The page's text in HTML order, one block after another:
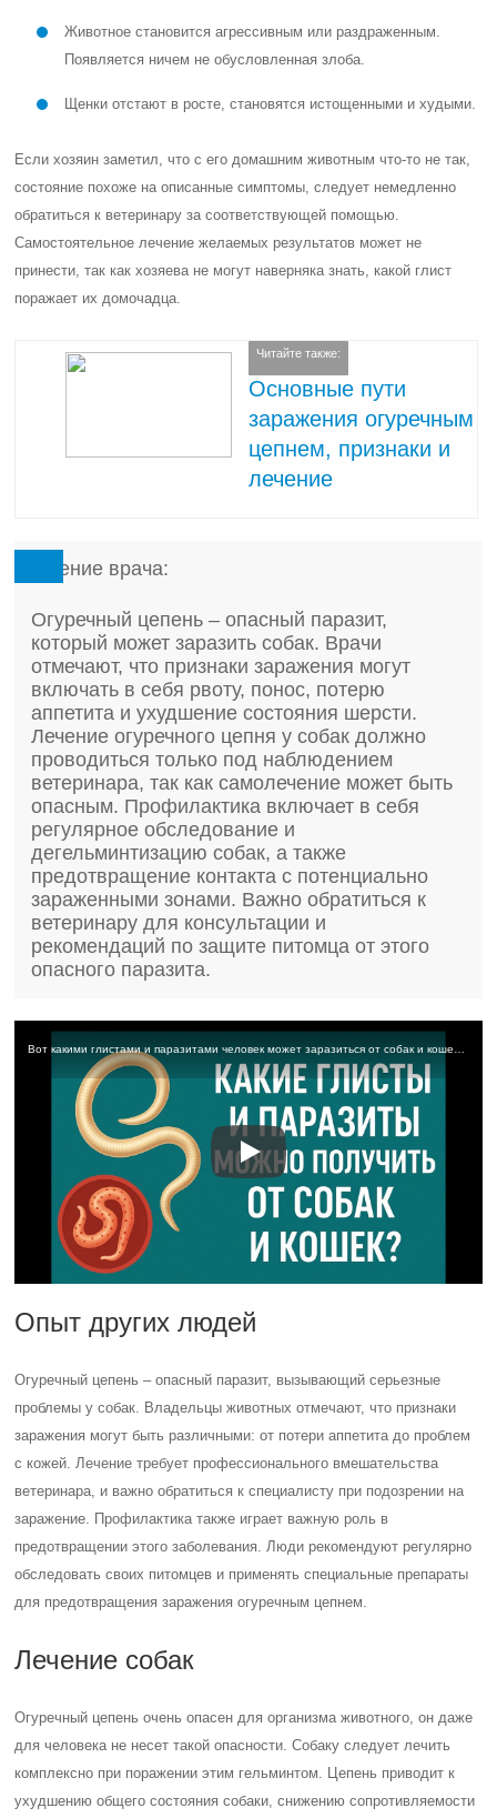
Животное становится агрессивным или раздраженным.
Появляется ничем не обусловленная злоба.
Щенки отстают в росте, становятся истощенными и худыми.
Если хозяин заметил, что с его домашним животным что-то не так,
состояние похоже на описанные симптомы, следует немедленно
обратиться к ветеринару за соответствующей помощью.
Самостоятельное лечение желаемых результатов может не
принести, так как хозяева не могут наверняка знать, какой глист
поражает их домочадца.
Читайте также:
Основные пути
заражения огуречным
цепнем, признаки и
лечение
Мнение врача:
Огуречный цепень – опасный паразит,
который может заразить собак. Врачи
отмечают, что признаки заражения могут
включать в себя рвоту, понос, потерю
аппетита и ухудшение состояния шерсти.
Лечение огуречного цепня у собак должно
проводиться только под наблюдением
ветеринара, так как самолечение может быть
опасным. Профилактика включает в себя
регулярное обследование и
дегельминтизацию собак, а также
предотвращение контакта с потенциально
зараженными зонами. Важно обратиться к
ветеринару для консультации и
рекомендаций по защите питомца от этого
опасного паразита.
Опыт других людей
Огуречный цепень – опасный паразит, вызывающий серьезные
проблемы у собак. Владельцы животных отмечают, что признаки
заражения могут быть различными: от потери аппетита до проблем
с кожей. Лечение требует профессионального вмешательства
ветеринара, и важно обратиться к специалисту при подозрении на
заражение. Профилактика также играет важную роль в
предотвращении этого заболевания. Люди рекомендуют регулярно
обследовать своих питомцев и применять специальные препараты
для предотвращения заражения огуречным цепнем.
Лечение собак
Огуречный цепень очень опасен для организма животного, он даже
для человека не несет такой опасности. Собаку следует лечить
комплексно при поражении этим гельминтом. Цепень приводит к
ухудшению общего состояния собаки, снижению сопротивляемости